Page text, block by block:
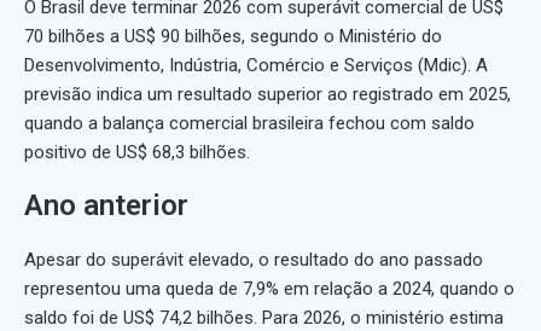
O Brasil deve terminar 2026 com superávit comercial de US$
70 bilhões a US$ 90 bilhões, segundo o Ministério do
Desenvolvimento, Indústria, Comércio e Serviços (Mdic). A
previsão indica um resultado superior ao registrado em 2025,
quando a balança comercial brasileira fechou com saldo
positivo de US$ 68,3 bilhões.
Ano anterior
Apesar do superávit elevado, o resultado do ano passado
representou uma queda de 7,9% em relação a 2024, quando o
saldo foi de US$ 74,2 bilhões. Para 2026, o ministério estima